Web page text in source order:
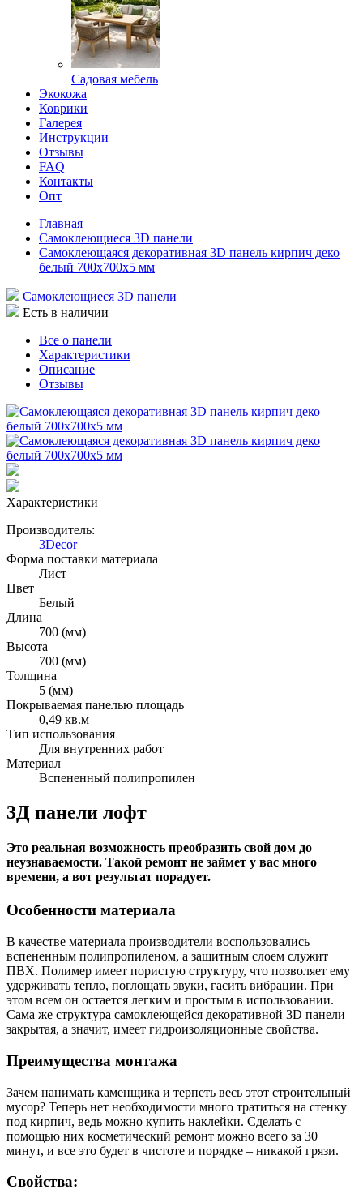
Садовая мебель
Экокожа
Коврики
Галерея
Инструкции
Отзывы
FAQ
Контакты
Опт
Главная
Самоклеющиеся 3D панели
Самоклеющаяся декоративная 3D панель кирпич деко
белый 700x700x5 мм
Самоклеющиеся 3D панели
Есть в наличии
Все о панели
Характеристики
Описание
Отзывы
Характеристики
Производитель:
3Decor
Форма поставки материала
Лист
Цвет
Белый
Длина
700 (мм)
Высота
700 (мм)
Толщина
5 (мм)
Покрываемая панелью площадь
0,49 кв.м
Тип использования
Для внутренних работ
Материал
Вспененный полипропилен
3Д панели лофт
Это реальная возможность преобразить свой дом до
неузнаваемости. Такой ремонт не займет у вас много
времени, а вот результат порадует.
Особенности материала
В качестве материала производители воспользовались
вспененным полипропиленом, а защитным слоем служит
ПВХ. Полимер имеет пористую структуру, что позволяет ему
удерживать тепло, поглощать звуки, гасить вибрации. При
этом всем он остается легким и простым в использовании.
Сама же структура самоклеющейся декоративной 3D панели
закрытая, а значит, имеет гидроизоляционные свойства.
Преимущества монтажа
Зачем нанимать каменщика и терпеть весь этот строительный
мусор? Теперь нет необходимости много тратиться на стенку
под кирпич, ведь можно купить наклейки. Сделать с
помощью них косметический ремонт можно всего за 30
минут, и все это будет в чистоте и порядке – никакой грязи.
Свойства: